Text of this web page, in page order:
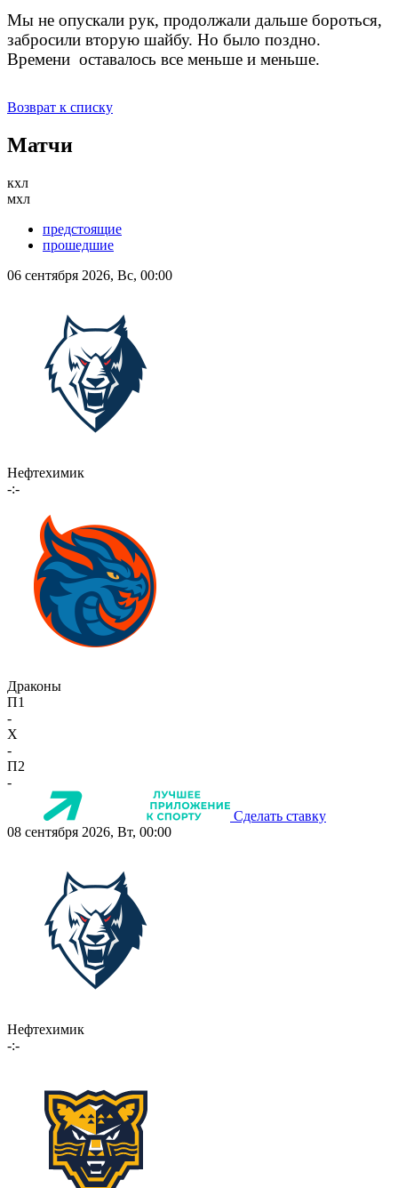
Мы не опускали рук, продолжали дальше бороться,
забросили вторую шайбу. Но было поздно.
Времени оставалось все меньше и меньше.
Возврат к списку
Матчи
кхл
мхл
предстоящие
прошедшие
06 сентября 2026, Вс, 00:00
Нефтехимик
-:-
Драконы
П1
-
X
-
П2
-
Сделать ставку
08 сентября 2026, Вт, 00:00
Нефтехимик
-:-